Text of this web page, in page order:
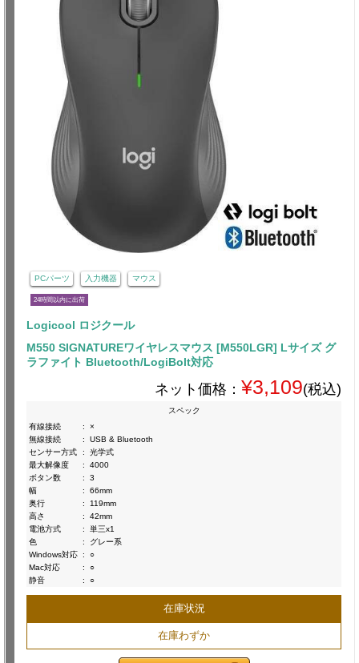
PCパーツ 入力機器 マウス
24時間以内に出荷
Logicool ロジクール
M550 SIGNATUREワイヤレスマウス [M550LGR] Lサイズ グ
ラファイト Bluetooth/LogiBolt対応
ネット価格： ¥3,109(税込)
スペック
有線接続
:
×
無線接続
:
USB & Bluetooth
センサー方式
:
光学式
最大解像度
:
4000
ボタン数
:
3
幅
:
66mm
奥行
:
119mm
高さ
:
42mm
電池方式
:
単三x1
色
:
グレー系
Windows対応 :
○
Mac対応
:
○
静音
: ○
在庫状況
在庫わずか